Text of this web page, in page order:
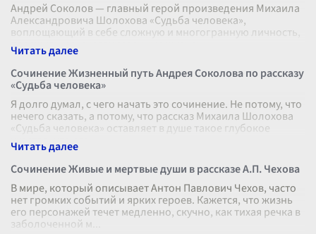
Андрей Соколов — главный герой произведения Михаила
Александровича Шолохова «Судьба человека»,
воплощающий в себе сложную и многогранную личность,
пережившую многочисленные жизненн
Сочинение Жизненный путь Андрея Соколова по рассказу
«Судьба человека»
Я долго думал, с чего начать это сочинение. Не потому, что
нечего сказать, а потому, что рассказ Михаила Шолохова
«Судьба человека» оставляет в душе такое глубокое
чувство, что его
Сочинение Живые и мертвые души в рассказе А.П. Чехова
В мире, который описывает Антон Павлович Чехов, часто
нет громких событий и ярких героев. Кажется, что жизнь
его персонажей течет медленно, скучно, как тихая речка в
заболоченной м